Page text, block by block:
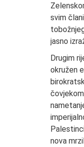
svim
jasno
Drugim
okružen
nova